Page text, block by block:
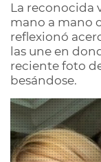
La reconocida
mano a mano
reflexionó
las une en
reciente foto
besándose.